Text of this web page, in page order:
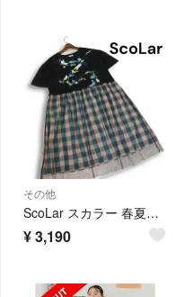
その他
ScoLar スカラー 春夏★ マリン イラスト チェック柄 チュール付き ドッキング 半袖 Tシャツ ワンピース Sz.M レディース
¥3,190